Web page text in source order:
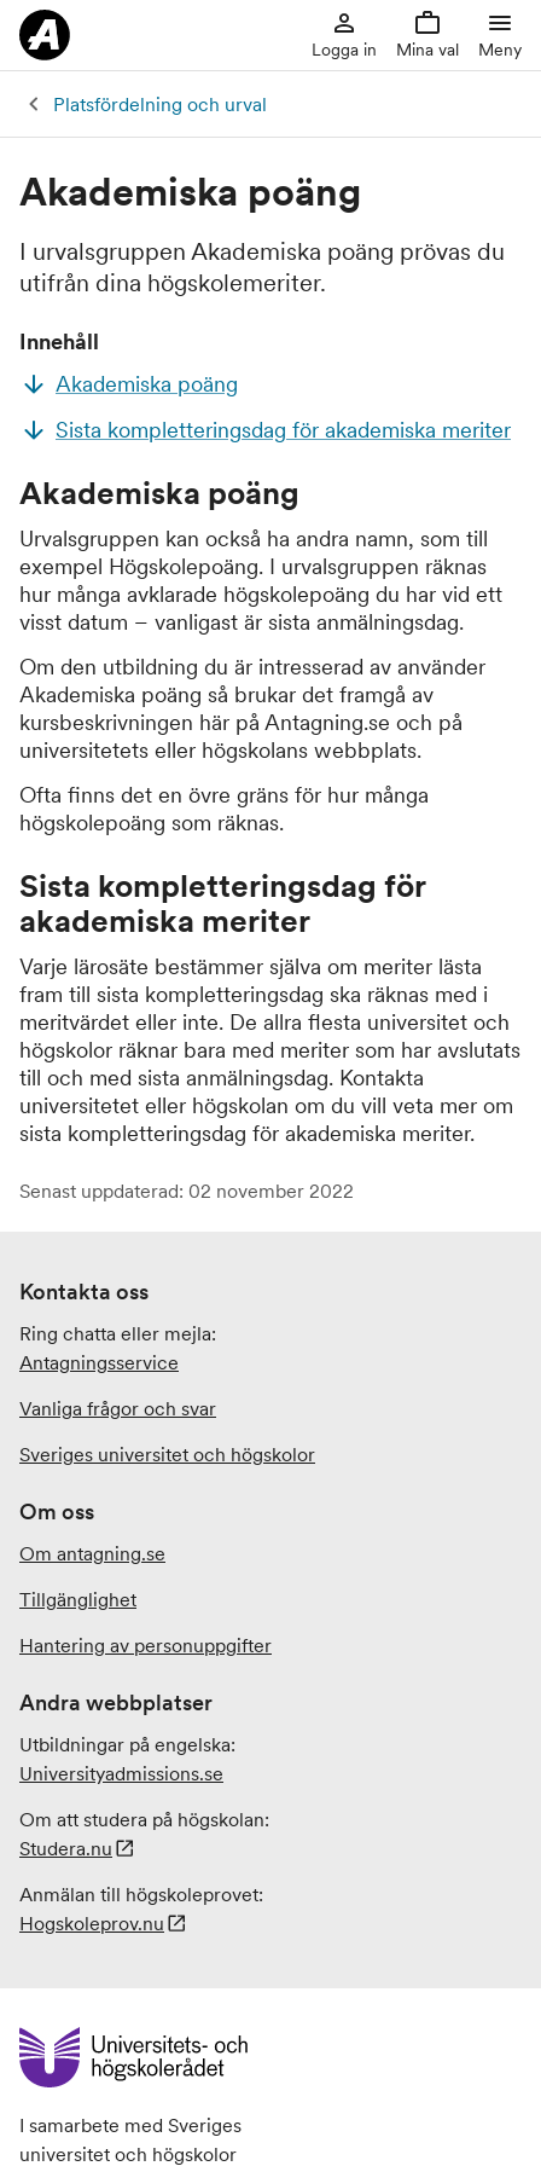
Logga in Mina val Meny
Platsfördelning och urval
Akademiska poäng
I urvalsgruppen Akademiska poäng prövas du
utifrån dina högskolemeriter.
Innehåll
Akademiska poäng
Sista kompletteringsdag för akademiska meriter
Akademiska poäng
Urvalsgruppen kan också ha andra namn, som till
exempel Högskolepoäng. I urvalsgruppen räknas
hur många avklarade högskolepoäng du har vid ett
visst datum – vanligast är sista anmälningsdag.
Om den utbildning du är intresserad av använder
Akademiska poäng så brukar det framgå av
kursbeskrivningen här på Antagning.se och på
universitetets eller högskolans webbplats.
Ofta finns det en övre gräns för hur många
högskolepoäng som räknas.
Sista kompletteringsdag för
akademiska meriter
Varje lärosäte bestämmer själva om meriter lästa
fram till sista kompletteringsdag ska räknas med i
meritvärdet eller inte. De allra flesta universitet och
högskolor räknar bara med meriter som har avslutats
till och med sista anmälningsdag. Kontakta
universitetet eller högskolan om du vill veta mer om
sista kompletteringsdag för akademiska meriter.
Senast uppdaterad: 02 november 2022
Kontakta oss
Ring chatta eller mejla:
Antagningsservice
Vanliga frågor och svar
Sveriges universitet och högskolor
Om oss
Om antagning.se
Tillgänglighet
Hantering av personuppgifter
Andra webbplatser
Utbildningar på engelska:
Universityadmissions.se
Om att studera på högskolan:
Studera.nu
Anmälan till högskoleprovet:
Hogskoleprov.nu
I samarbete med Sveriges
universitet och högskolor